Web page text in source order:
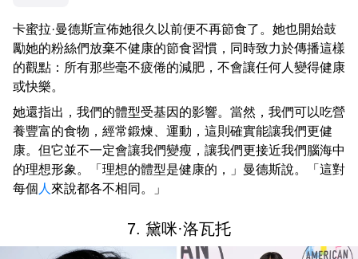
卡蜜拉·曼德斯宣佈她很久以前便不再節食了。她也開始鼓
勵她的粉絲們放棄不健康的節食習慣，同時致力於傳播這樣
的觀點：所有那些毫不疲倦的減肥，不會讓任何人變得健康
或快樂。
她還指出，我們的體型受基因的影響。當然，我們可以吃營
養豐富的食物，經常鍛煉、運動，這則確實能讓我們更健
康。但它並不一定會讓我們變瘦，讓我們更接近我們腦海中
的理想形象。「理想的體型是健康的，」曼德斯說。「這對
每個 人 來說都各不相同。」
7. 黛咪·洛瓦托